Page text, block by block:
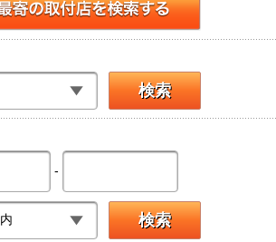
-